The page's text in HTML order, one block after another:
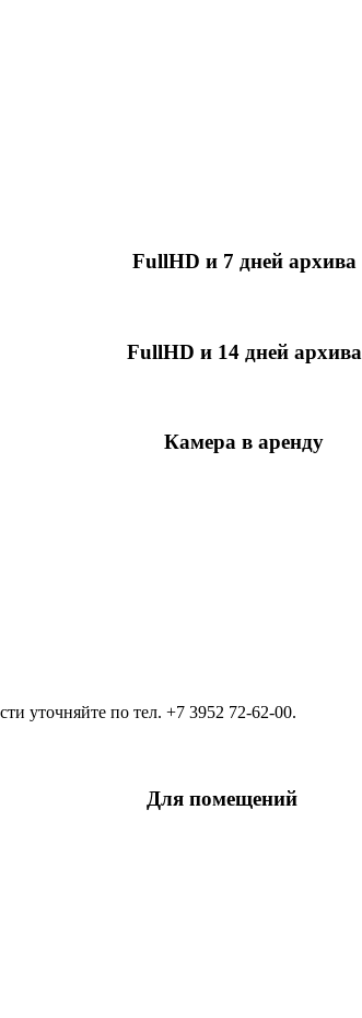
FullHD и 7 дней архива
FullHD и 14 дней архива
Камера в аренду
уточняйте по тел. +7 3952 72-62-00.
Для помещений